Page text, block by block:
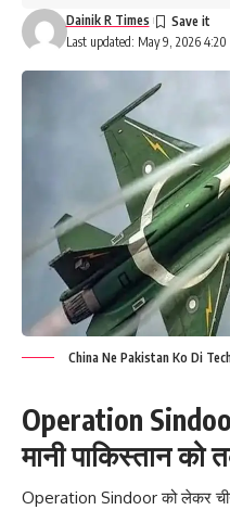
Last updated: May 9, 2026 4:20
Dainik R Times
China Ne Pakistan Ko Di
Operation
मानी पाकिस्तान को
Operation Sindoor को लेकर